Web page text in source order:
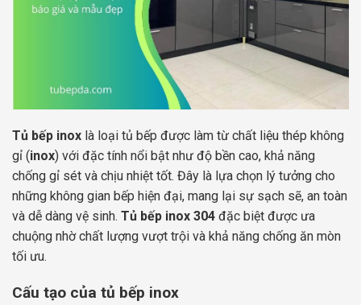
Tủ bếp inox là loại tủ bếp được làm từ chất liệu thép không
gỉ (inox) với đặc tính nổi bật như độ bền cao, khả năng
chống gỉ sét và chịu nhiệt tốt. Đây là lựa chọn lý tưởng cho
những không gian bếp hiện đại, mang lại sự sạch sẽ, an toàn
và dễ dàng vệ sinh. Tủ bếp inox 304 đặc biệt được ưa
chuộng nhờ chất lượng vượt trội và khả năng chống ăn mòn
tối ưu.
Cấu tạo của tủ bếp inox